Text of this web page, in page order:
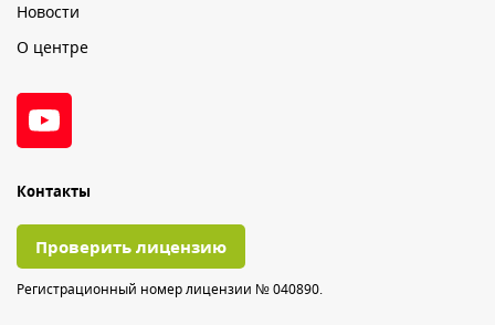
Новости
О центре
Контакты
Проверить лицензию
Регистрационный номер лицензии № 040890.